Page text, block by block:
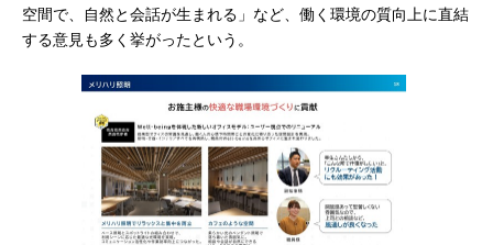
空間で、自然と会話が生まれる」など、働く環境の質向上に直結
する意見も多く挙がったという。